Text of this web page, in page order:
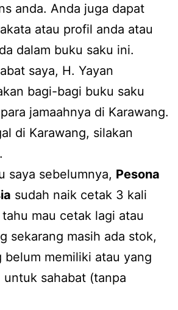
anda. Anda juga dapat
atau profil anda atau
dalam buku saku ini.
saya, H. Yayan
bagi-bagi buku saku
jamaahnya di Karawang.
di Karawang, silakan
saya sebelumnya, Pesona
sudah naik cetak 3 kali
mau cetak lagi atau
sekarang masih ada stok,
belum memiliki atau yang
untuk sahabat (tanpa